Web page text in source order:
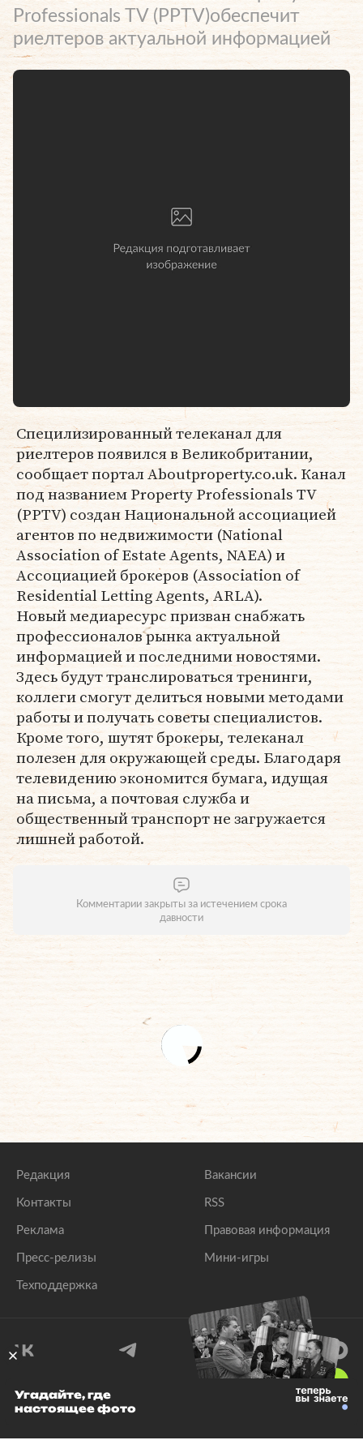
Professionals TV (PPTV)обеспечит
риелтеров актуальной информацией
Специлизированный телеканал для
риелтеров появился в Великобритании,
сообщает портал Aboutproperty.co.uk. Канал
под названием Property Professionals TV
(PPTV) создан Национальной ассоциацией
агентов по недвижимости (National
Association of Estate Agents, NAEA) и
Ассоциацией брокеров (Association of
Residential Letting Agents, ARLA).
Новый медиаресурс призван снабжать
профессионалов рынка актуальной
информацией и последними новостями.
Здесь будут транслироваться тренинги,
коллеги смогут делиться новыми методами
работы и получать советы специалистов.
Кроме того, шутят брокеры, телеканал
полезен для окружающей среды. Благодаря
телевидению экономится бумага, идущая
на письма, а почтовая служба и
общественный транспорт не загружается
лишней работой.
Комментарии закрыты за истечением срока
давности
Редакция
Контакты
Реклама
Пресс-релизы
Техподдержка
Вакансии
RSS
Правовая информация
Мини-игры
© 1999–2026 Все права защищены.
Угадайте, где
настоящее фото